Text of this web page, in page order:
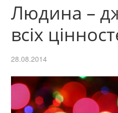
Людина –
всіх
28.08.2014